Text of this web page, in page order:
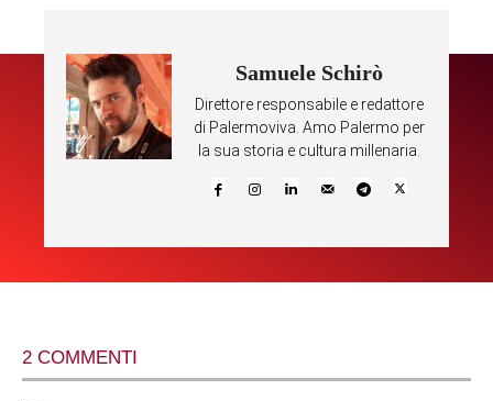
Samuele Schirò
Direttore responsabile e redattore
di Palermoviva. Amo Palermo per
la sua storia e cultura millenaria.
2 COMMENTI